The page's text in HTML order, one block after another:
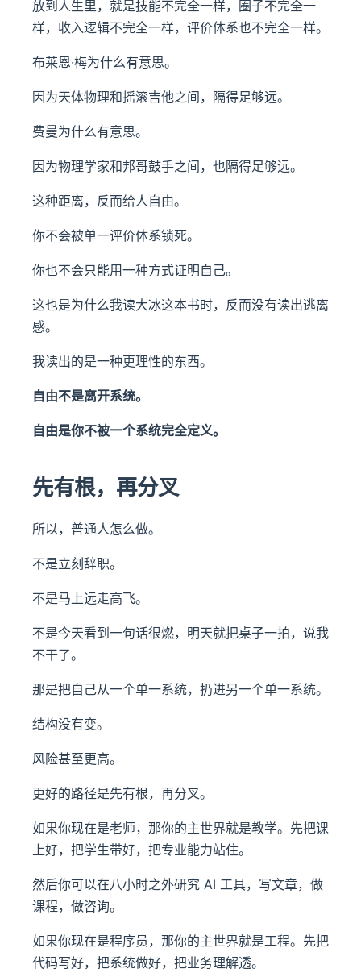
放到人生里，就是技能不完全一样，圈子不完全一
样，收入逻辑不完全一样，评价体系也不完全一样。
布莱恩·梅为什么有意思。
因为天体物理和摇滚吉他之间，隔得足够远。
费曼为什么有意思。
因为物理学家和邦哥鼓手之间，也隔得足够远。
这种距离，反而给人自由。
你不会被单一评价体系锁死。
你也不会只能用一种方式证明自己。
这也是为什么我读大冰这本书时，反而没有读出逃离
感。
我读出的是一种更理性的东西。
自由不是离开系统。
自由是你不被一个系统完全定义。
先有根，再分叉
所以，普通人怎么做。
不是立刻辞职。
不是马上远走高飞。
不是今天看到一句话很燃，明天就把桌子一拍，说我
不干了。
那是把自己从一个单一系统，扔进另一个单一系统。
结构没有变。
风险甚至更高。
更好的路径是先有根，再分叉。
如果你现在是老师，那你的主世界就是教学。先把课
上好，把学生带好，把专业能力站住。
然后你可以在八小时之外研究 AI 工具，写文章，做
课程，做咨询。
如果你现在是程序员，那你的主世界就是工程。先把
代码写好，把系统做好，把业务理解透。